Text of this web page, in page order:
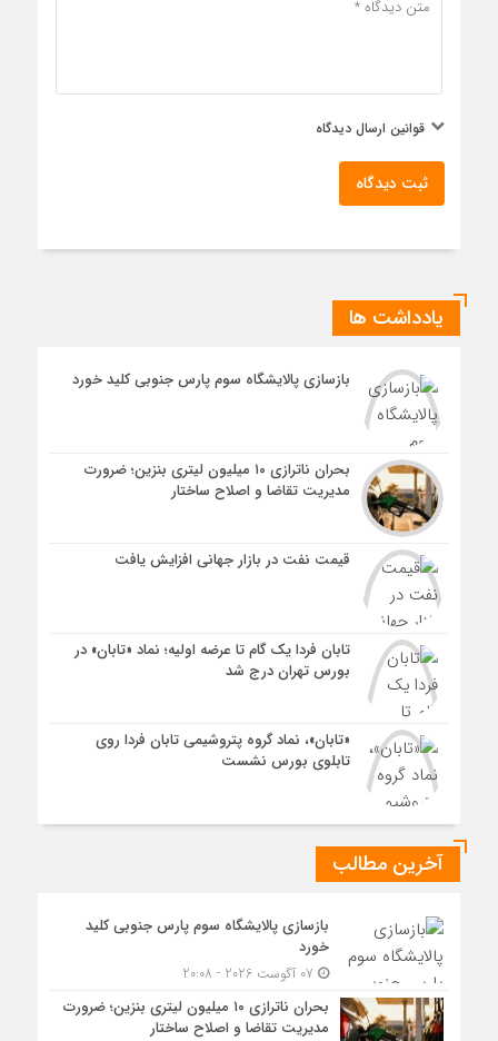
قوانین ارسال دیدگاه
ثبت دیدگاه
یادداشت ها
بازسازی پالایشگاه سوم پارس جنوبی کلید خورد
بحران ناترازی ۱۰ میلیون لیتری بنزین؛ ضرورت
مدیریت تقاضا و اصلاح ساختار
قیمت نفت در بازار جهانی افزایش یافت
تابان فردا یک گام تا عرضه اولیه؛ نماد «تابان» در
بورس تهران درج شد
«تابان»، نماد گروه پتروشیمی تابان فردا روی
تابلوی بورس نشست
آخرین مطالب
بازسازی پالایشگاه سوم پارس جنوبی کلید
خورد
بحران ناترازی ۱۰ میلیون لیتری بنزین؛ ضرورت
مدیریت تقاضا و اصلاح ساختار